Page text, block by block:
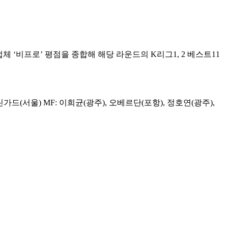
‘비프로’ 평점을 종합해 해당 라운드의 K리그1, 2 베스트11
드(서울) MF: 이희균(광주), 오베르단(포항), 정호연(광주),